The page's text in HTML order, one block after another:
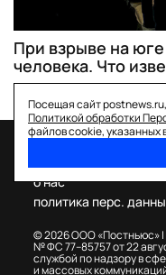
При взрыве на
человека. Что
Посещая сайт
Политикой обработки
файлов cookie, указанных
© 2026 ООО «Постньюс» |
№ ФС 77–85757 от 22
службой по надзору в
и массовых
о нас
политика перс.